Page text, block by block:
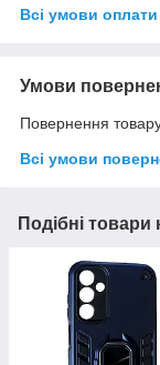
Всі умови оплати
Умови
Повернення
Всі умови
Подібні товари